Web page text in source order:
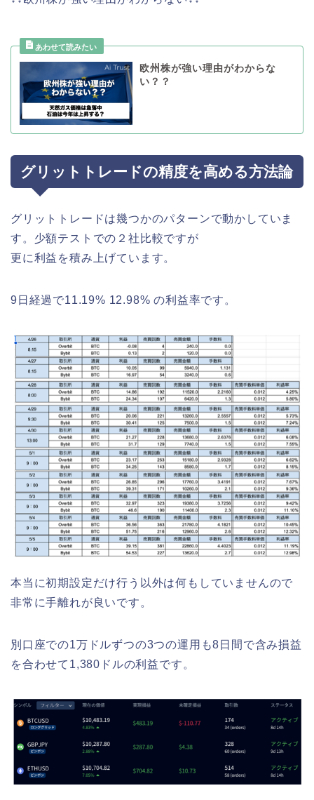
欧州株が強い理由がわからな
い？？
グリットトレードの精度を高める方法論
グリットトレードは幾つかのパターンで動かしていま
す。少額テストでの２社比較ですが
更に利益を積み上げています。
9日経過で11.19% 12.98% の利益率です。
本当に初期設定だけ行う以外は何もしていませんので
非常に手離れが良いです。
別口座での1万ドルずつの3つの運用も8日間で含み損益
を合わせて1,380ドルの利益です。